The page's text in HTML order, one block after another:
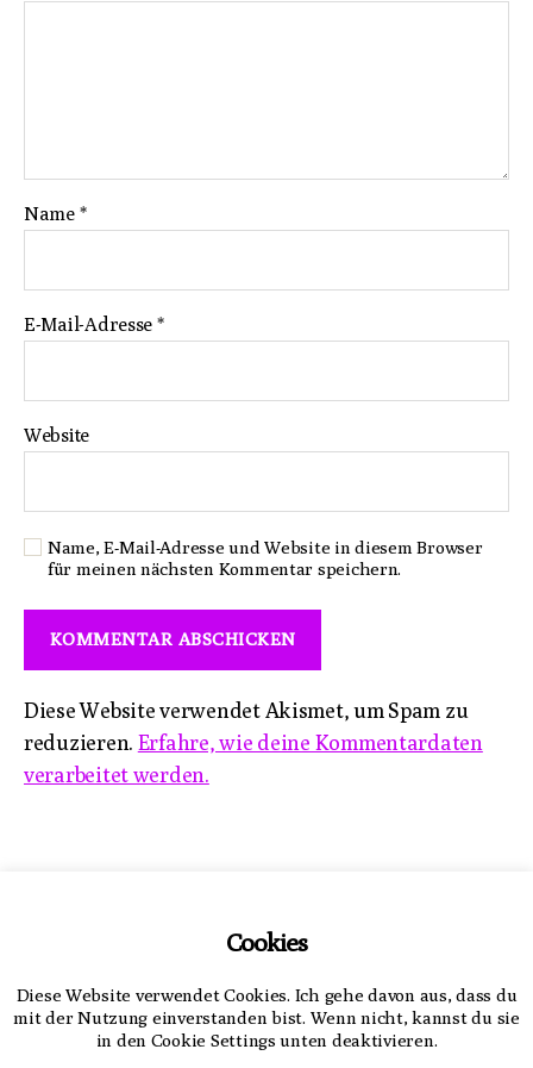
Name *
E-Mail-Adresse *
Website
Name, E-Mail-Adresse und Website in diesem Browser
für meinen nächsten Kommentar speichern.
Diese Website verwendet Akismet, um Spam zu
reduzieren. Erfahre, wie deine Kommentardaten
verarbeitet werden.
DatenschutzerklärungCookies
Diese Website verwendet Cookies. Ich gehe davon aus, dass du
mit der Nutzung einverstanden bist. Wenn nicht, kannst du sie
in den Cookie Settings unten deaktivieren.